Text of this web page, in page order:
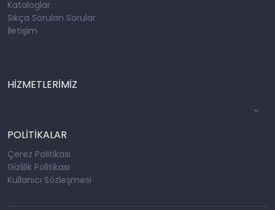
Kataloglar
Sıkça Sorulan Sorular
İletişim
HİZMETLERİMİZ
POLİTİKALAR
Çerez Politikası
Gizlilik Politikası
Kullanıcı Sözleşmesi